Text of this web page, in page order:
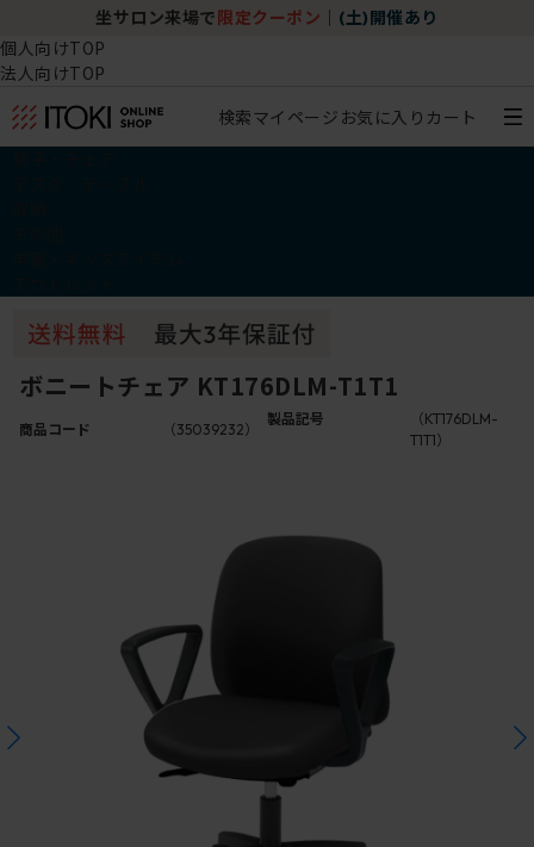
坐サロン来場で 限定クーポン (土)開催あり
個人向けTOP
法人向けTOP
検索マイページ お気に入り カート
ボニートチェア KT176DLM-T1T1
商品コード （35039232）
製品記号
（KT176DLM-
T1T1）